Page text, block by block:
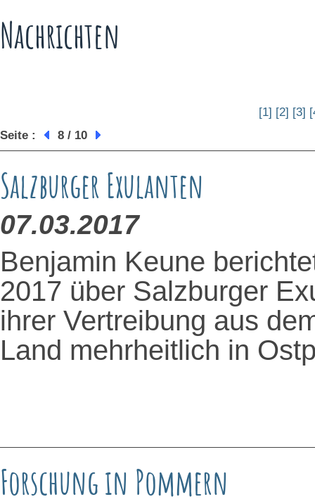
Nachrichten
[1] [2] [3]
Seite :
8 / 10
Salzburger Exulanten
07.03.2017
Benjamin Keune
2017 über Salzburger
ihrer Vertreibung aus
Land mehrheitlich in
Forschung in Pommern